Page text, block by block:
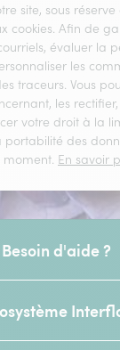
site, sous réserve
cookies. Afin de
évaluer la
les
traceurs. Vous
les
votre droit à la
des
moment. En savoir
Besoin d'aide ?